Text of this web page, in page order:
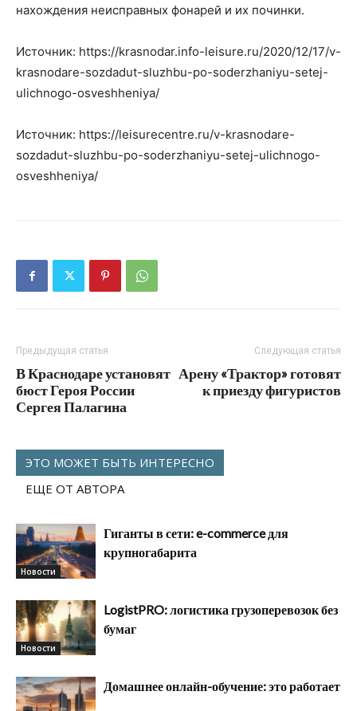
нахождения неисправных фонарей и их починки.
Источник: https://krasnodar.info-leisure.ru/2020/12/17/v-
krasnodare-sozdadut-sluzhbu-po-soderzhaniyu-setej-
ulichnogo-osveshheniya/
Источник: https://leisurecentre.ru/v-krasnodare-
sozdadut-sluzhbu-po-soderzhaniyu-setej-ulichnogo-
osveshheniya/
Предыдущая статья
В Краснодаре установят
бюст Героя России
Сергея Палагина
Следующая статья
Арену «Трактор» готовят
к приезду фигуристов
ЭТО МОЖЕТ БЫТЬ ИНТЕРЕСНО
ЕЩЕ ОТ АВТОРА
Новости
Гиганты в сети: e-commerce для
крупногабарита
Новости
LogistPRO: логистика грузоперевозок без
бумаг
Домашнее онлайн-обучение: это работает